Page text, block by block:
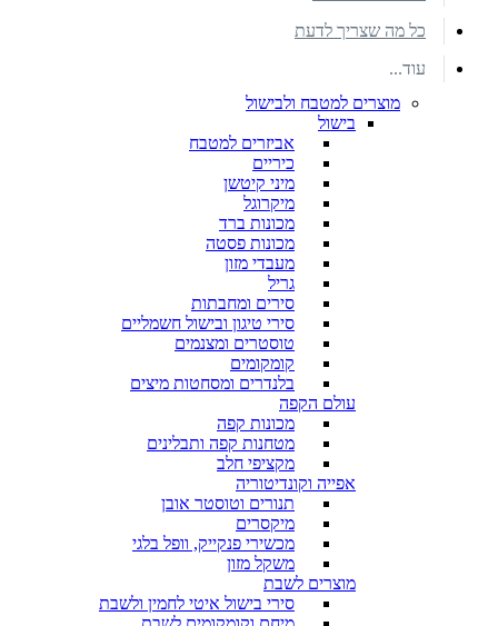
כל מה שצריך לדעת
עוד...
מוצרים למטבח ולבישול
בישול
אביזרים למטבח
כיריים
מיני קיטשן
מיקרוגל
מכונות ברד
מכונות פסטה
מעבדי מזון
גריל
סירים ומחבתות
סירי טיגון ובישול חשמליים
טוסטרים ומצנמים
קומקומים
בלנדרים ומסחטות מיצים
עולם הקפה
מכונות קפה
מטחנות קפה ותבלינים
מקציפי חלב
אפייה וקונדיטוריה
תנורים וטוסטר אובן
מיקסרים
מכשירי פנקייק, וופל בלגי
משקל מזון
מוצרים לשבת
סירי בישול איטי לחמין ולשבת